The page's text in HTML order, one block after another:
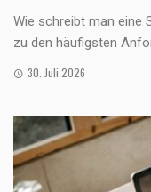
Wie schreibt man eine
zu den häufigsten
30. Juli 2026